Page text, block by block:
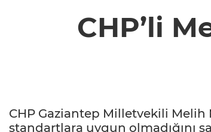
CHP’li
CHP Gaziantep Milletvekili Melih
standartlara uygun olmadığını